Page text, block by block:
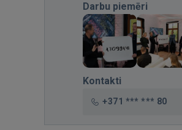
Darbu piemēri
Kontakti
+371 *** *** 80